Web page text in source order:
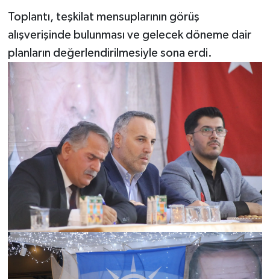
Toplantı, teşkilat mensuplarının görüş
alışverişinde bulunması ve gelecek döneme dair
planların değerlendirilmesiyle sona erdi.